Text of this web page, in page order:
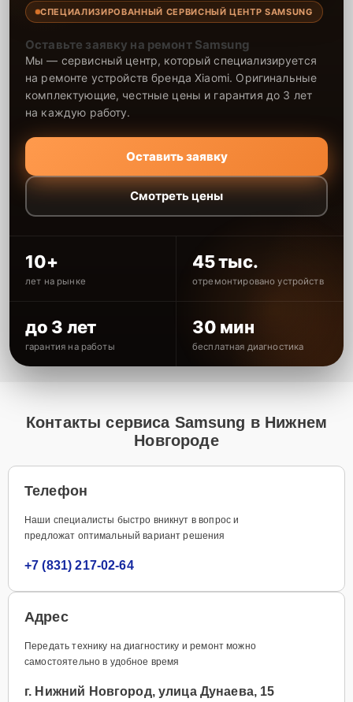
СПЕЦИАЛИЗИРОВАННЫЙ СЕРВИСНЫЙ ЦЕНТР SAMSUNG
Оставьте заявку на ремонт Samsung
Мы — сервисный центр, который специализируется
на ремонте устройств бренда Xiaomi. Оригинальные
комплектующие, честные цены и гарантия до 3 лет
на каждую работу.
Оставить заявку
Смотреть цены
10+
лет на рынке
45 тыс.
отремонтировано устройств
до 3 лет
гарантия на работы
30 мин
бесплатная диагностика
Контакты сервиса Samsung в Нижнем
Новгороде
Телефон
Наши специалисты быстро вникнут в вопрос и
предложат оптимальный вариант решения
+7 (831) 217-02-64
Адрес
Передать технику на диагностику и ремонт можно
самостоятельно в удобное время
г. Нижний Новгород, улица Дунаева, 15